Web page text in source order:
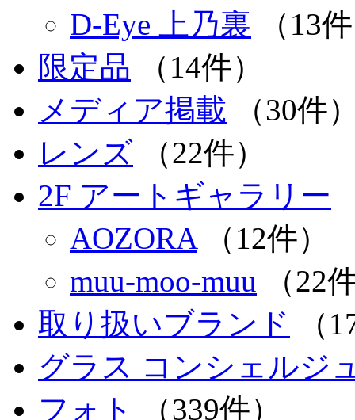
D-Eye 上乃裏 （13
限定品 （14件）
メディア掲載 （30件
レンズ （22件）
2F アートギャラリー
AOZORA（12件）
muu-moo-muu （22
取り扱いブランド
（
グラス コンシェルジ
フォト
（339件）